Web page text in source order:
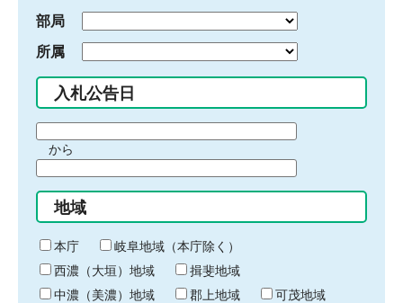
部局
所属
入札公告日
間
始
り
から
間
終
わ
り
地域
本庁
岐阜地域（本庁除く）
西濃（大垣）地域
揖斐地域
中濃（美濃）地域
郡上地域
可茂地域